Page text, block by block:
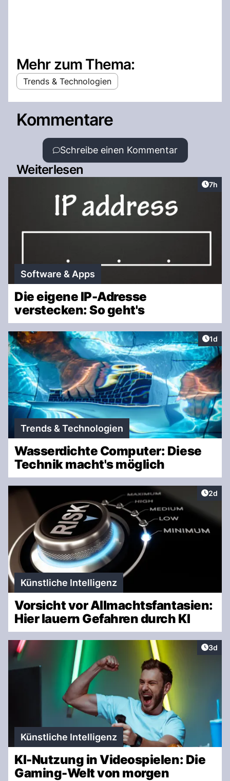
Mehr zum Thema:
Trends & Technologien
Kommentare
Schreibe einen Kommentar
Weiterlesen
7h
Software & Apps
Die eigene IP-Adresse
verstecken: So geht's
1d
Trends & Technologien
Wasserdichte Computer: Diese
Technik macht's möglich
2d
Künstliche Intelligenz
Vorsicht vor Allmachtsfantasien:
Hier lauern Gefahren durch KI
3d
Künstliche Intelligenz
KI-Nutzung in Videospielen: Die
Gaming-Welt von morgen